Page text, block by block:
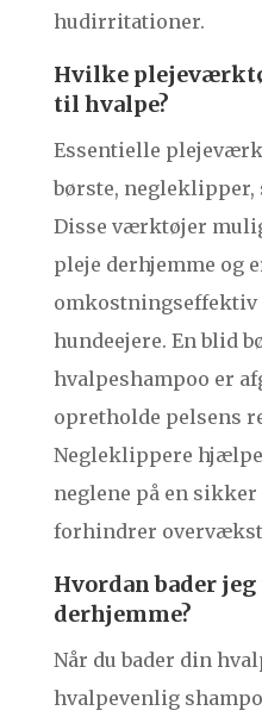
hudirritationer.
Hvilke
til hvalpe?
Essentielle
børste, negleklipper,
Disse værktøjer
pleje derhjemme og
hundeejere. En blid
hvalpeshampoo er
opretholde pelsens
Negleklippere
neglene på en
forhindrer overvækst
Hvordan bader
derhjemme?
Når du bader din
hvalpevenlig